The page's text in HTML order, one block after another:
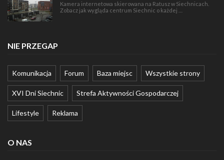
Kamera internetowa skierowana na Ratusz w Siechnicach.
Zobacz jak wygląda centrum Siechnic o każdej …
NIE PRZEGAP
Komunikacja Forum Baza miejsc Wszystkie strony
XVI Dni Siechnic Strefa Aktywności Gospodarczej
Lifestyle Reklama
O NAS